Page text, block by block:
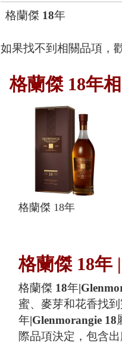
格蘭傑 18年
如果找不到相關品項，
格蘭傑 18年
格蘭傑 18年
格蘭傑 18年
格蘭傑 18年
蜜、麥芽和花香找
年|Glenmorangie
際品項決定，包含